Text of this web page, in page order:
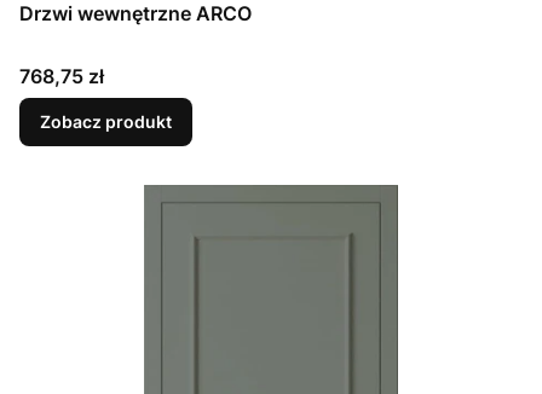
Drzwi wewnętrzne ARCO
Cena
768,75 zł
Zobacz produkt